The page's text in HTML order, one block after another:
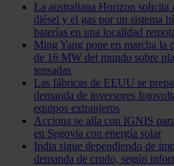
La australiana Horizon solicita
diésel y el gas por un sistema
baterías en una localidad
Ming Yang pone en marcha la
de 16 MW del mundo sobre
tensadas
Las fábricas de EEUU se
demanda de inversores
equipos extranjeros
Acciona se alía con IGNIS
en Segovia con energía solar
India sigue dependiendo de
demanda de crudo, según